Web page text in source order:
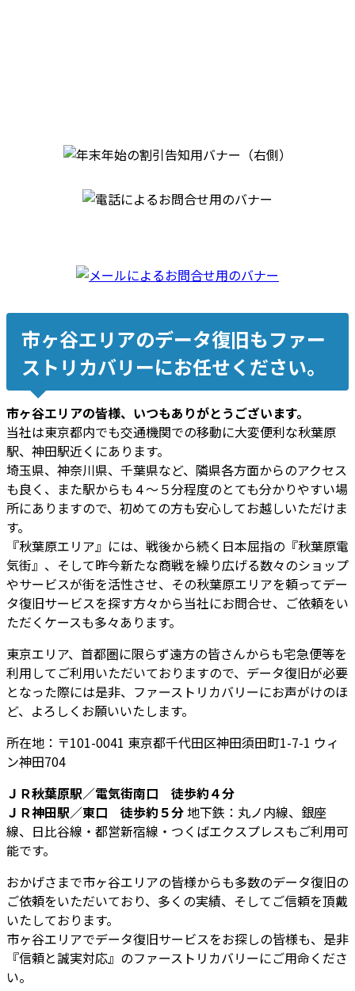
市ヶ谷エリアのデータ復旧もファー
ストリカバリーにお任せください。
市ヶ谷エリアの皆様、いつもありがとうございます。
当社は東京都内でも交通機関での移動に大変便利な秋葉原
駅、神田駅近くにあります。
埼玉県、神奈川県、千葉県など、隣県各方面からのアクセス
も良く、また駅からも４～５分程度のとても分かりやすい場
所にありますので、初めての方も安心してお越しいただけま
す。
『秋葉原エリア』には、戦後から続く日本屈指の『秋葉原電
気街』、そして昨今新たな商戦を繰り広げる数々のショップ
やサービスが街を活性させ、その秋葉原エリアを頼ってデー
タ復旧サービスを探す方々から当社にお問合せ、ご依頼をい
ただくケースも多々あります。
東京エリア、首都圏に限らず遠方の皆さんからも宅急便等を
利用してご利用いただいておりますので、データ復旧が必要
となった際には是非、ファーストリカバリーにお声がけのほ
ど、よろしくお願いいたします。
所在地：〒101-0041 東京都千代田区神田須田町1-7-1 ウィ
ン神田704
ＪＲ秋葉原駅／電気街南口 徒歩約４分
ＪＲ神田駅／東口 徒歩約５分地下鉄：丸ノ内線、銀座
線、日比谷線・都営新宿線・つくばエクスプレスもご利用可
能です。
おかげさまで市ヶ谷エリアの皆様からも多数のデータ復旧の
ご依頼をいただいており、多くの実績、そしてご信頼を頂戴
いたしております。
市ヶ谷エリアでデータ復旧サービスをお探しの皆様も、是非
『信頼と誠実対応』のファーストリカバリーにご用命くださ
い。